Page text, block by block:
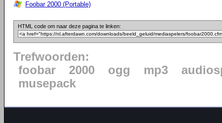
Foobar 2000 (Portable)
HTML code om naar deze pagina te linken:
Trefwoorden:
foobar
2000 ogg mp3
musepack